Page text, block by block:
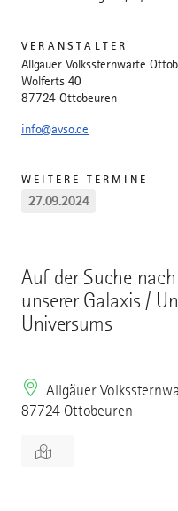
Auf der Suche
unserer Galaxis /
Universums
Allgäuer
87724 Ottobeuren
VERANSTALTER
Allgäuer Volkssternwarte
Wolferts 40
87724 Ottobeuren
info@avso.de
WEITERE TERMINE
27.09.2024